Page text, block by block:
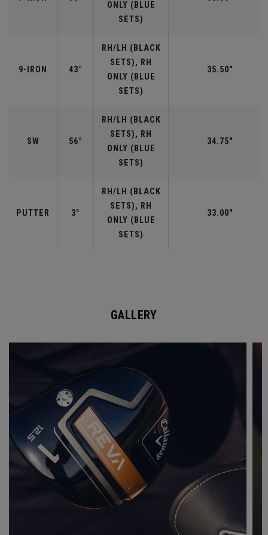
ONLY (BLUE
SETS)
9-IRON 43°
RH/LH (BLACK
SETS), RH
ONLY (BLUE
SETS)
35.50"
SW 56°
RH/LH (BLACK
SETS), RH
ONLY (BLUE
SETS)
34.75"
PUTTER 3°
RH/LH (BLACK
SETS), RH
ONLY (BLUE
SETS)
33.00"
GALLERY